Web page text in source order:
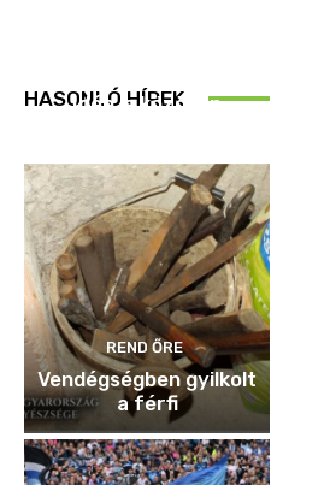
HASONLÓ HÍREK
Idén is közösen
REND ŐRE
Vendégségben gyilkolt
a férfi